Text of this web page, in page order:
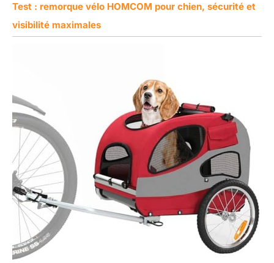
Test : remorque vélo HOMCOM pour chien, sécurité et
visibilité maximales